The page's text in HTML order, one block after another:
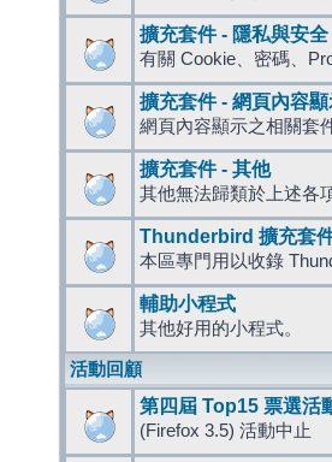
擴充套件 - 隱私與安全
有關 Cookie、密碼、
擴充套件 - 網頁內容顯
網頁內容顯示之相關套
擴充套件 - 其他
其他無法歸類於上述各
Thunderbird 擴充套
本區專門用以收錄
輔助小程式
其他好用的小程式。
活動回顧
第四屆 Top15 票選活
(Firefox 3.5) 活動中止